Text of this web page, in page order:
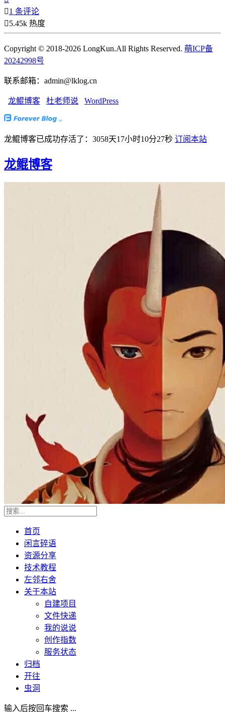
1 条评论
5.45k 热度
Copyright © 2018-2026 LongKun.All Rights Reserved. 萌ICP备
20242998号
联系邮箱：admin@lklog.cn
龙鲲博客 杜老师说 WordPress
龙鲲博客已成功存活了：3058天17小时10分28秒 订阅本站
龙鲲博客
首页
闲言碎语
资源分享
技术教程
左邻右舍
关于本站
自建项目
文件快递
我的说说
创作指数
服务状态
归档
开往
虫洞
输入后按回车搜索 ...